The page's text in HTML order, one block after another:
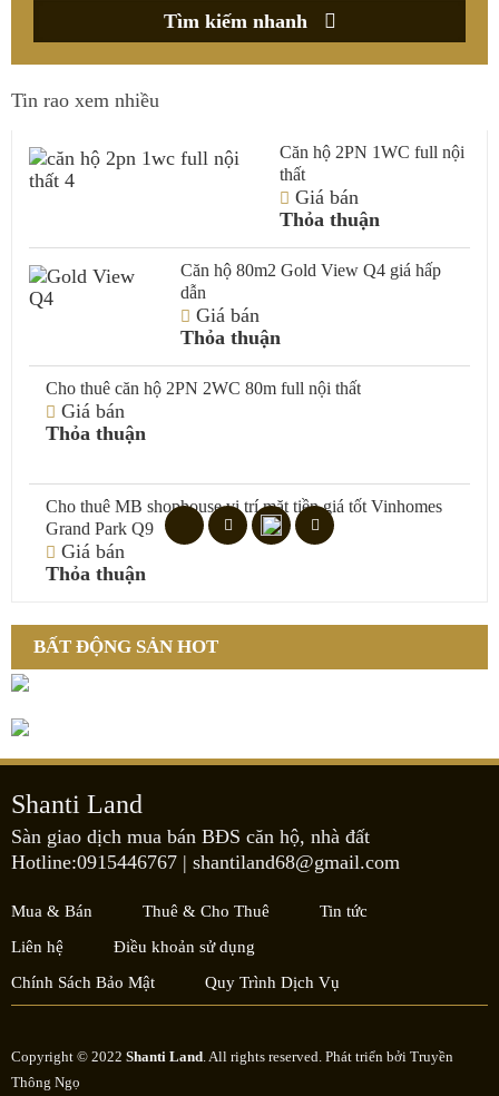
Tìm kiếm nhanh
Tin rao xem nhiều
Căn hộ 2PN 1WC full nội
thất
Giá bán
Thỏa thuận
Căn hộ 80m2 Gold View Q4 giá hấp
dẫn
Giá bán
Thỏa thuận
Cho thuê căn hộ 2PN 2WC 80m full nội thất
Giá bán
Thỏa thuận
Cho thuê MB shophouse vị trí mặt tiền giá tốt Vinhomes
Grand Park Q9
Giá bán
Thỏa thuận
BẤT ĐỘNG SẢN HOT
Shanti Land
Sàn giao dịch mua bán BĐS căn hộ, nhà đất
Hotline:0915446767 | shantiland68@gmail.com
Mua & Bán Thuê & Cho Thuê
Tin tức
Liên hệ
Điều khoản sử dụng
Chính Sách Bảo Mật
Quy Trình Dịch Vụ
Copyright © 2022 Shanti Land. All rights reserved. Phát triển bởi Truyền
Thông Ngọ